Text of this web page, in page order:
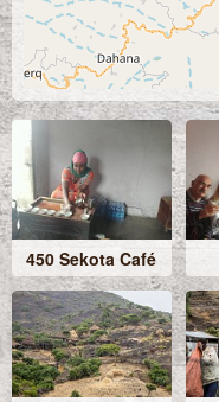
450 Sekota Café